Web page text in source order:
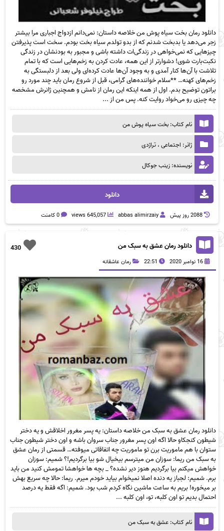
دانلود رمان بخت سیاه پوش من خلاصه داستان: نمی‌دانم ازدواج اجباری مرا بیشتر
زجر می‌دهد یا بدبخت شدنم که از بدو تولدم سیاه بخت بودم. سخت است پذیرفتن
چیزهایی که نمی‌خواهی در زندگی‌ات داشته باشی و مجبور به بودنشان در زندگی
نکبت‌بارت شوی! دشوارتر از این همه، عادت کردن به زخم‌هایی است که با تمام
تلاشت با آن‌ها کنار آمدی و به وجود آن‌ها عادت کرده‌ای ولی بعد از دلبستگی به
زخم‌های کهنه… **سلام خواننده‌های گرامی، قبل از شروع رمان باید چند مورد رو
براتون توضیح بدم. اول از همه اینکه این رمان از نامش و همچنین ژانرش مشخصه
چه چیزی رو می‌خواد روایت کنه. پس من از ...
نام کتاب: بخت سیاه پوش من
ژانر: اجتماعی ، تراژدی
نویسنده: زینب جوکال
دانلود
2088 روز پيش abbas alimirzaiy
645,057 views 0 کامنت
430 دانلود رمان عشق به سبک من
16 نوامبر 2020 22:51 رمان عاشقانه
دانلود رمان عشق به سبک من خلاصه داستان: یه پسر مغرور اخلاقش و یه دختر
شیطون کنجکاو حالا اگه اون پسر مغرور جناب سروان باشه و اون دختر شیطون جناب
ستوان با هم ماموریت برن تو ماموریت چه اتفاقاتی میوفته… قسمتی از رمان عشق
به سبک من ریما: سوزان من میترسم بیخیال شو بیا برگردیم!؟ شمیم: سوزان
خواهش میکنم بیا برگردیم هنوز دیر نشده؟ _ بچه ها خواهشا تمومش کنید من باید
برم. شمیم: لجباز یه دنده اصلا نمیخوام بیاید خودم میرم. ریما: حالا چه سریع بهش
بر میخوره! بریم به ساعت ماشین نگاه کردم شب بود. شمیم: اگه فقط یه درصد
احتمال بدیم تو اون کلبه، تو، اون کلبه ...
نام کتاب: عشق به سبک من